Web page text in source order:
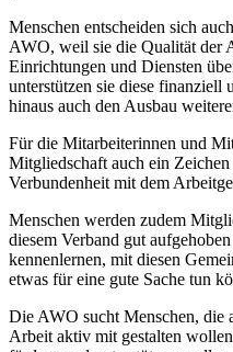
Menschen entscheiden sich
AWO, weil sie die Qualität der
Einrichtungen und Diensten
unterstützen sie diese finanziell
hinaus auch den Ausbau
Für die Mitarbeiterinnen und
Mitgliedschaft auch ein
Verbundenheit mit dem
Menschen werden zudem
diesem Verband gut
kennenlernen, mit diesen
etwas für eine gute Sache tun
Die AWO sucht Menschen, die
Arbeit aktiv mit gestalten